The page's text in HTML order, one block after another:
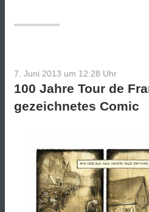
7. Juni 2013 um 12:28 Uhr
100 Jahre Tour de
gezeichnetes Comic